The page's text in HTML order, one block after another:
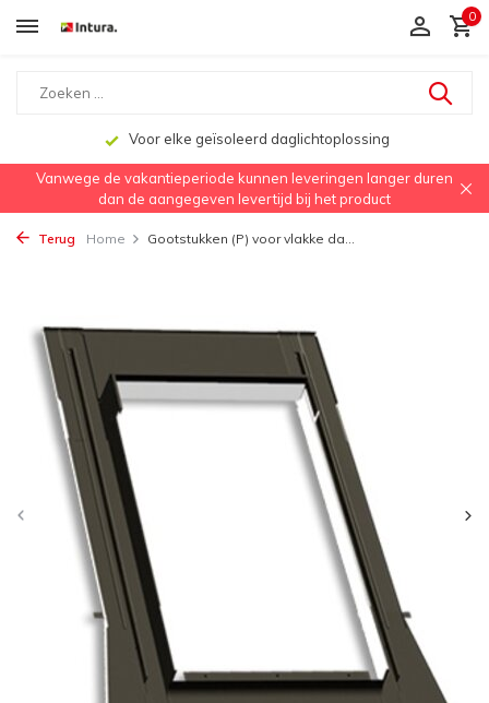
0
Voor elke geïsoleerd daglichtoplossing
Vanwege de vakantieperiode kunnen leveringen langer duren
dan de aangegeven levertijd bij het product
Terug Home Gootstukken (P) voor vlakke da...